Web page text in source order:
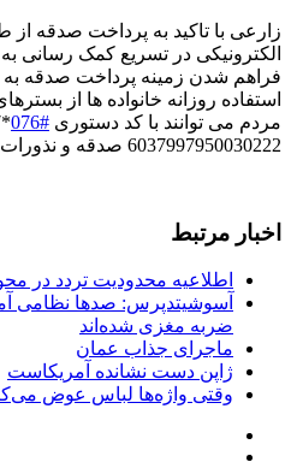
زارعی با تاکید به پرداخت صدقه
الکترونیکی در تسریع کمک رسانی به
فراهم شدن زمینه پرداخت صدقه
استفاده روزانه خانواده ها از
مردم می توانند با کد دستوری #076
6037997950030222 صدقه و نذورات خود را واریز نمایند.
اخبار مرتبط
اطلاعیه محدودیت تردد در
آسوشیتدپرس: صدها نظامی
ضربه مغزی شده‌اند
ماجرای جذاب عمان
ژاپن دست نشانده آمریکاست
وقتی واژه‌ها لباس عوض